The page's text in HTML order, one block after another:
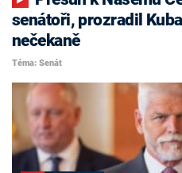
senátoři, prozradil
nečekaně
Téma: Senát